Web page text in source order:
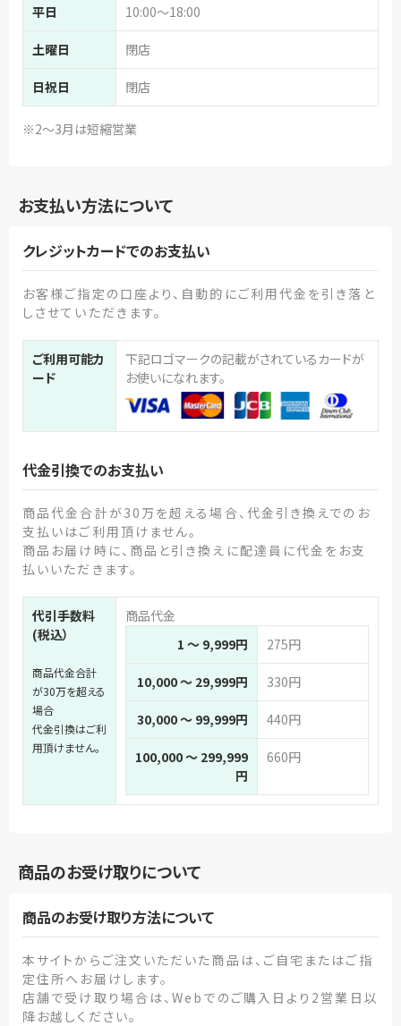
平日 10:00～18:00
土曜日 閉店
日祝日 閉店
※2～3月は短縮営業
お支払い方法について
クレジットカードでのお支払い
お客様ご指定の口座より、自動的にご利用代金を引き落と
しさせていただきます。
ご利用可能カ
ード
下記ロゴマークの記載がされているカードが
お使いになれます。
代金引換でのお支払い
商品代金合計が30万を超える場合、代金引き換えでのお
支払いはご利用頂けません。
商品お届け時に、商品と引き換えに配達員に代金をお支
払いいただきます。
代引手数料
(税込）
商品代金合計
が30万を超える
場合
代金引換はご利
用頂けません。
商品代金
1 ～ 9,999円
275円
10,000 ～ 29,999円 330円
30,000 ～ 99,999円 440円
100,000 ～ 299,999
円
660円
商品のお受け取りについて
商品のお受け取り方法について
本サイトからご注文いただいた商品は、ご自宅またはご指
定住所へお届けします。
店舗で受け取り場合は、Webでのご購入日より2営業日以
降お越しください。